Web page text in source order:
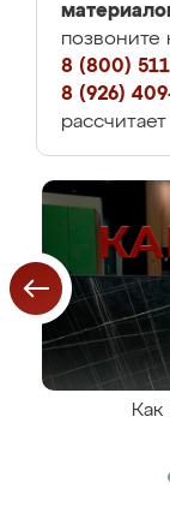
8 (800)
8 (926)